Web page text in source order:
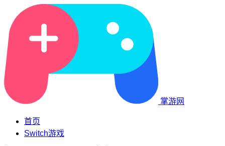
掌游网
首页
Switch游戏